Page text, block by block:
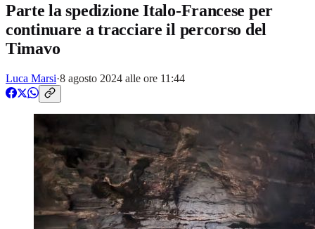
Parte la spedizione Italo-Francese per
continuare a tracciare il percorso del
Timavo
Luca Marsi·8 agosto 2024 alle ore 11:44